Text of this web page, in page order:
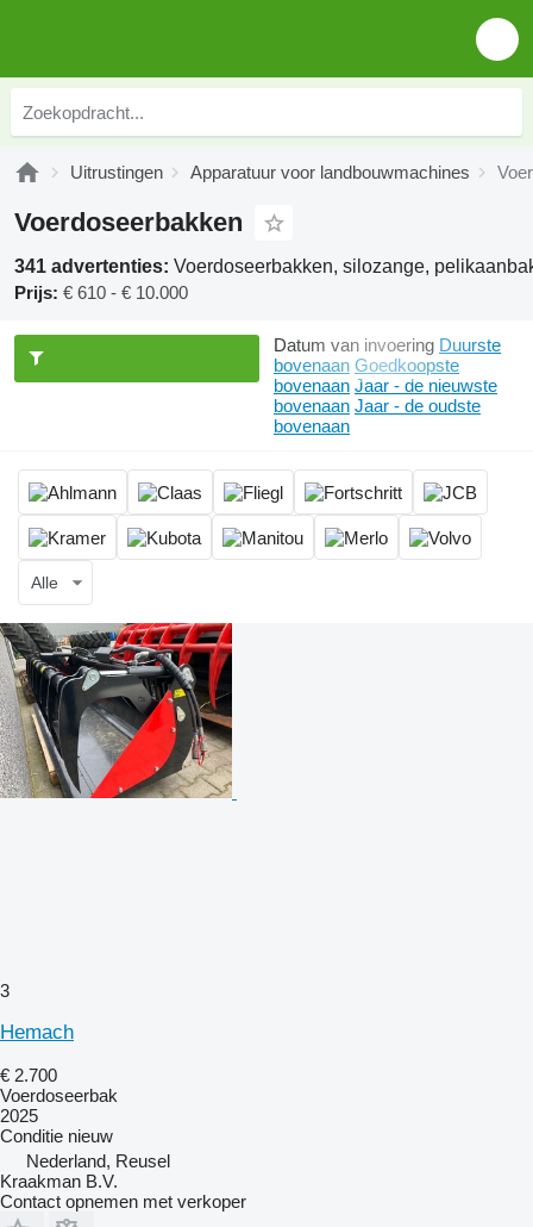
Uitrustingen Apparatuur voor landbouwmachines
Voerdoseerbakken
341 advertenties: Voerdoseerbakken, silozange,
Prijs: € 610 - € 10.000
Datum van invoering Duurste
bovenaan Goedkoopste
bovenaan Jaar - de nieuwste
bovenaan Jaar - de oudste
bovenaan
Alle
3
Hemach
€ 2.700
Voerdoseerbak
2025
Conditie nieuw
Nederland, Reusel
Kraakman B.V.
Contact opnemen met verkoper